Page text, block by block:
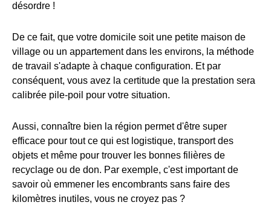
désordre !
De ce fait, que votre domicile soit une petite maison de
village ou un appartement dans les environs, la méthode
de travail s'adapte à chaque configuration. Et par
conséquent, vous avez la certitude que la prestation sera
calibrée pile-poil pour votre situation.
Aussi, connaître bien la région permet d'être super
efficace pour tout ce qui est logistique, transport des
objets et même pour trouver les bonnes filières de
recyclage ou de don. Par exemple, c'est important de
savoir où emmener les encombrants sans faire des
kilomètres inutiles, vous ne croyez pas ?